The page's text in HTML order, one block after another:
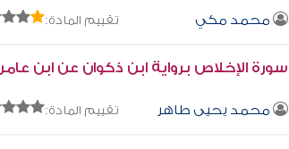
محمد مكي تقييم المادة:
سورة الإخلاص برواية ابن ذكوان عن ابن عامر
محمد يحيى طاهر تقييم المادة: